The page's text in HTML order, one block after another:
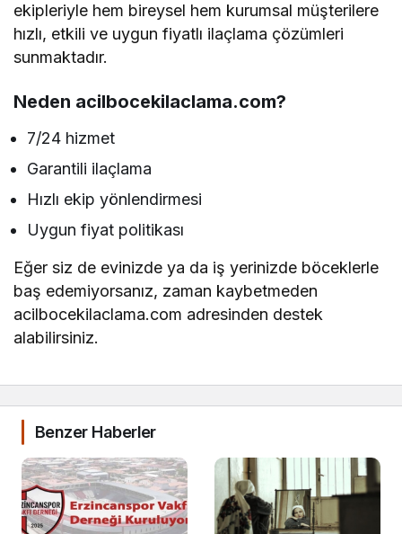
ekipleriyle hem bireysel hem kurumsal müşterilere
hızlı, etkili ve uygun fiyatlı ilaçlama çözümleri
sunmaktadır.
Neden acilbocekilaclama.com?
7/24 hizmet
Garantili ilaçlama
Hızlı ekip yönlendirmesi
Uygun fiyat politikası
Eğer siz de evinizde ya da iş yerinizde böceklerle
baş edemiyorsanız, zaman kaybetmeden
acilbocekilaclama.com adresinden destek
alabilirsiniz.
Benzer Haberler